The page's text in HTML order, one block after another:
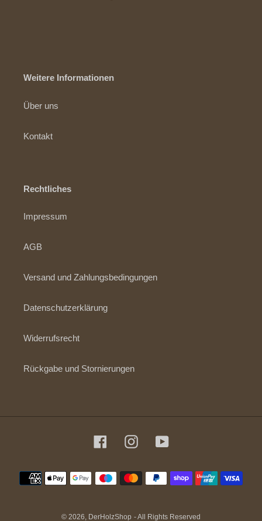
Weitere Informationen
Über uns
Kontakt
Rechtliches
Impressum
AGB
Versand und Zahlungsbedingungen
Datenschutzerklärung
Widerrufsrecht
Rückgabe und Stornierungen
FacebookInstagramYouTube
Zahlungsmethoden
© 2026, DerHolzShop - All Rights Reserved